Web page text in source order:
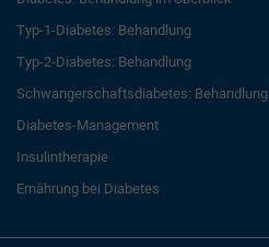
Typ-1-Diabetes: Behandlung
Typ-2-Diabetes: Behandlung
Schwangerschaftsdiabetes: Behandlung
Diabetes-Management
Insulintherapie
Ernährung bei Diabetes